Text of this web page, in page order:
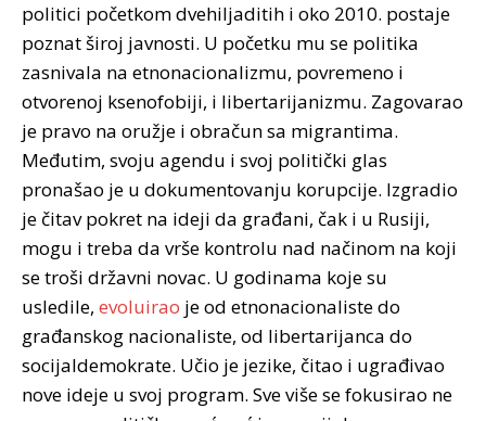
politici početkom dvehiljaditih i oko 2010. postaje
poznat široj javnosti. U početku mu se politika
zasnivala na etnonacionalizmu, povremeno i
otvorenoj ksenofobiji, i libertarijanizmu. Zagovarao
je pravo na oružje i obračun sa migrantima.
Međutim, svoju agendu i svoj politički glas
pronašao je u dokumentovanju korupcije. Izgradio
je čitav pokret na ideji da građani, čak i u Rusiji,
mogu i treba da vrše kontrolu nad načinom na koji
se troši državni novac. U godinama koje su
usledile, evoluirao je od etnonacionaliste do
građanskog nacionaliste, od libertarijanca do
socijaldemokrate. Učio je jezike, čitao i ugrađivao
nove ideje u svoj program. Sve više se fokusirao ne